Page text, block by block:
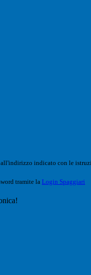
indicato con le
tramite la Login Spaggiari